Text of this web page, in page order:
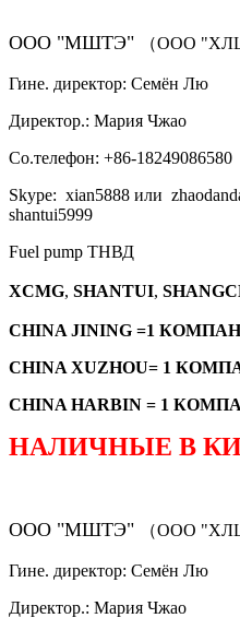
ООО "МШТЭ" （ООО
Гине. директор: Семён Лю
Директор.: Мария Чжао
Со.телефон: +86-
Skype: xian5888 или
shantui5999
Fuel pump ТНВД
XCMG, SHANTUI,
CHINA JINING =1
CHINA XUZHOU= 1
CHINA HARBIN = 1
НАЛИЧНЫЕ В
ООО "МШТЭ" （ООО
Гине. директор: Семён Лю
Директор.: Мария Чжао